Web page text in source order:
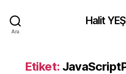
Ara
Halit
Etiket: